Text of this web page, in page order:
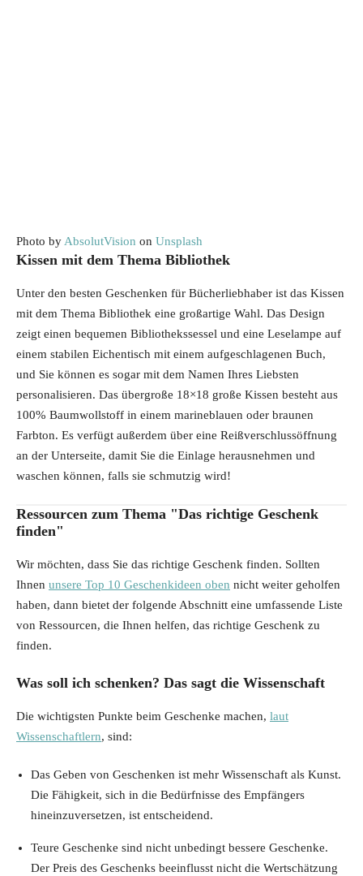
Photo by AbsolutVision on Unsplash
Kissen mit dem Thema Bibliothek
Unter den besten Geschenken für Bücherliebhaber ist das Kissen
mit dem Thema Bibliothek eine großartige Wahl. Das Design
zeigt einen bequemen Bibliothekssessel und eine Leselampe auf
einem stabilen Eichentisch mit einem aufgeschlagenen Buch,
und Sie können es sogar mit dem Namen Ihres Liebsten
personalisieren. Das übergroße 18×18 große Kissen besteht aus
100% Baumwollstoff in einem marineblauen oder braunen
Farbton. Es verfügt außerdem über eine Reißverschlussöffnung
an der Unterseite, damit Sie die Einlage herausnehmen und
waschen können, falls sie schmutzig wird!
Ressourcen zum Thema "Das richtige Geschenk
finden"
Wir möchten, dass Sie das richtige Geschenk finden. Sollten
Ihnen unsere Top 10 Geschenkideen oben nicht weiter geholfen
haben, dann bietet der folgende Abschnitt eine umfassende Liste
von Ressourcen, die Ihnen helfen, das richtige Geschenk zu
finden.
Was soll ich schenken? Das sagt die Wissenschaft
Die wichtigsten Punkte beim Geschenke machen, laut
Wissenschaftlern, sind:
Das Geben von Geschenken ist mehr Wissenschaft als Kunst.
Die Fähigkeit, sich in die Bedürfnisse des Empfängers
hineinzuversetzen, ist entscheidend.
Teure Geschenke sind nicht unbedingt bessere Geschenke.
Der Preis des Geschenks beeinflusst nicht die Wertschätzung